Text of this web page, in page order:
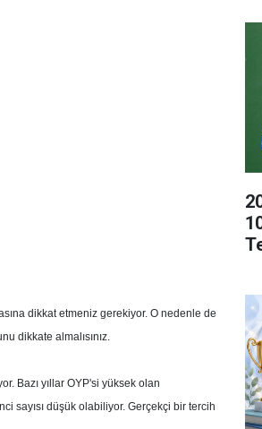
dikkat etmeniz gerekiyor. O nedenle de
dikkate almalısınız.
Bazı yıllar OYP'si yüksek olan
sayısı düşük olabiliyor. Gerçekçi bir tercih